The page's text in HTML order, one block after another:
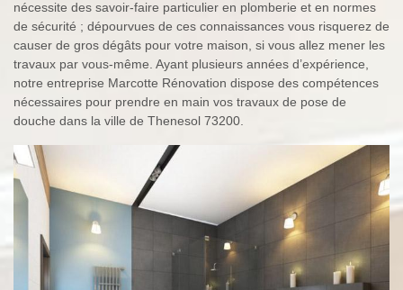
nécessite des savoir-faire particulier en plomberie et en normes
de sécurité ; dépourvues de ces connaissances vous risquerez de
causer de gros dégâts pour votre maison, si vous allez mener les
travaux par vous-même. Ayant plusieurs années d’expérience,
notre entreprise Marcotte Rénovation dispose des compétences
nécessaires pour prendre en main vos travaux de pose de
douche dans la ville de Thenesol 73200.